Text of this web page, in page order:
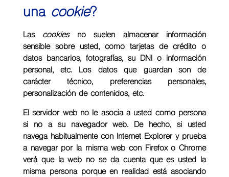
una cookie?
Las cookies
no suelen almacenar información
sensible sobre usted, como tarjetas de crédito o
datos bancarios, fotografías, su DNI o información
personal, etc. Los datos que guardan son de
carácter técnico, preferencias personales,
personalización de contenidos, etc.
El servidor web no le asocia a usted como persona
si no a su navegador web. De hecho, si usted
navega habitualmente con Internet Explorer y prueba
a navegar por la misma web con Firefox o Chrome
verá que la web no se da cuenta que es usted la
misma persona porque en realidad está asociando